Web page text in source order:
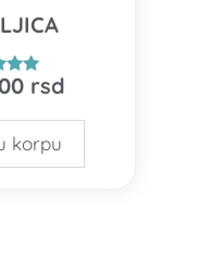
5
rsd
korpu